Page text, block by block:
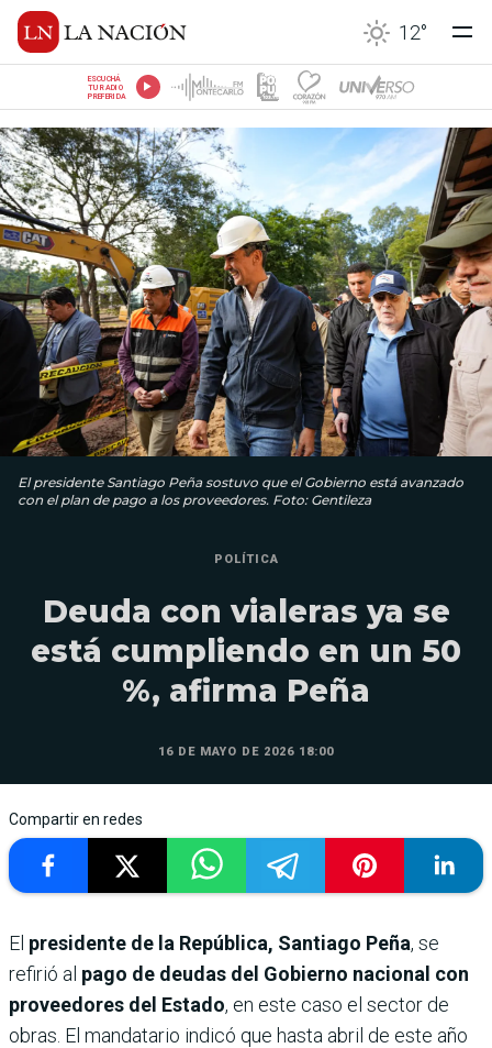
12°
ESCUCHÁ
TU RADIO
PREFERIDA
El presidente Santiago Peña sostuvo que el Gobierno está avanzado
con el plan de pago a los proveedores. Foto: Gentileza
POLÍTICA
Deuda con vialeras ya se
está cumpliendo en un 50
%, afirma Peña
16 DE MAYO DE 2026 18:00
Compartir en redes
El presidente de la República, Santiago Peña, se
refirió al pago de deudas del Gobierno nacional con
proveedores del Estado, en este caso el sector de
obras. El mandatario indicó que hasta abril de este año